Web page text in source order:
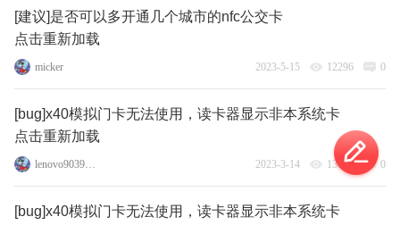
[建议]是否可以多开通几个城市的nfc公交卡
点击重新加载
micker 2023-5-15 12296 0
[bug]x40模拟门卡无法使用，读卡器显示非本系统卡
点击重新加载
lenovo90396726 2023-3-14 13531 0
[bug]x40模拟门卡无法使用，读卡器显示非本系统卡